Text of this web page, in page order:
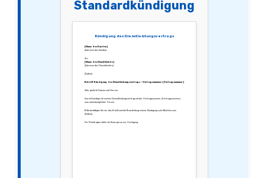
Standardkündigung
Kündigung des Dienstleistungsvertrags
[Name des Kunden]
[Adresse des Kunden]
An:
[Name des Dienstleisters]
[Adresse des Dienstleisters]
[Datum]
Betreff: Kündigung des Dienstleistungsvertrags – Vertragsnummer: [Vertragsnummer]
Sehr geehrte Damen und Herren,
hiermit kündige ich meinen Dienstleistungsvertrag mit der Vertragsnummer [Vertragsnummer]
zum nächstmöglichen Termin.
Bitte bestätigen Sie mir den Erhalt und die Bearbeitung meiner Kündigung schriftlich bis zum
[Datum].
Für Rückfragen stehe ich Ihnen gerne zur Verfügung.